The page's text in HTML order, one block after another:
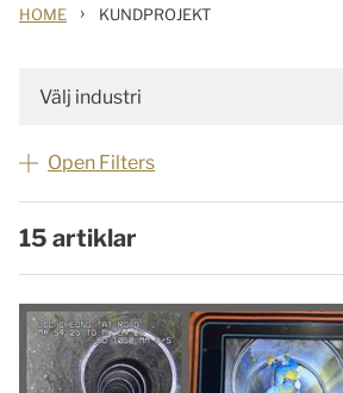
HOME › KUNDPROJEKT
Välj industri
Open Filters
15 artiklar